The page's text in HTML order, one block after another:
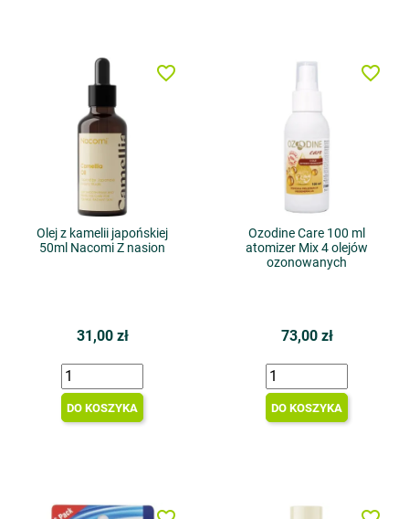
Olej z kamelii japońskiej
50ml Nacomi Z nasion
31,00 zł
DO KOSZYKA
favorite_border
Ozodine Care 100 ml
atomizer Mix 4 olejów
ozonowanych
73,00 zł
DO KOSZYKA
favorite_border